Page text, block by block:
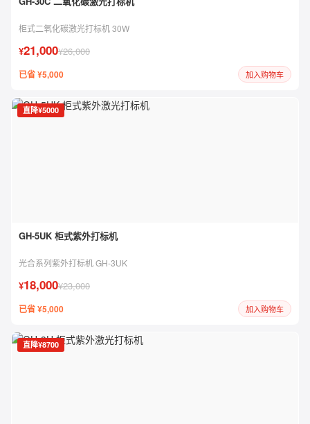
柜式二氧化碳激光打标机 30W
¥21,000¥26,000
已省 ¥5,000 加入购物车
直降¥5000
GH-5UK 柜式紫外打标机
光合系列紫外打标机 GH-3UK
¥18,000¥23,000
已省 ¥5,000 加入购物车
直降¥8700